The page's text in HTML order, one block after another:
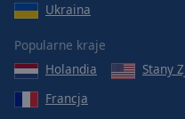
Ukraina
Popularne kraje
Holandia
Stany
Francja